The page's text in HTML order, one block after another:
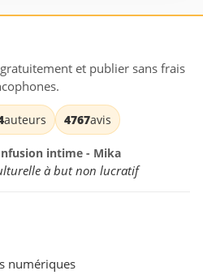
et publier sans frais
auteurs 4767avis
intime - Mika
à but non lucratif
numériques